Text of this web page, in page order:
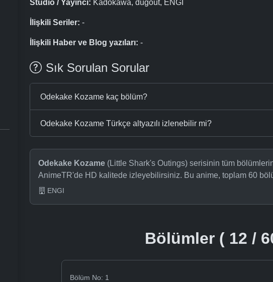
Studio / Yayıncı: Kadokawa, dugout, ENGI
İlişkili Seriler: -
İlişkili Haber ve Blog yazıları: -
Sık Sorulan Sorular
Odekake Kozame kaç bölüm?
Odekake Kozame Türkçe altyazılı izlenebilir mi?
Odekake Kozame (Little Shark's Outings) serisinin tüm
AnimeTR'de HD kalitede izleyebilirsiniz. Bu anime, toplam 60
ENGI
Bölümler ( 12 /
Bölüm No: 1